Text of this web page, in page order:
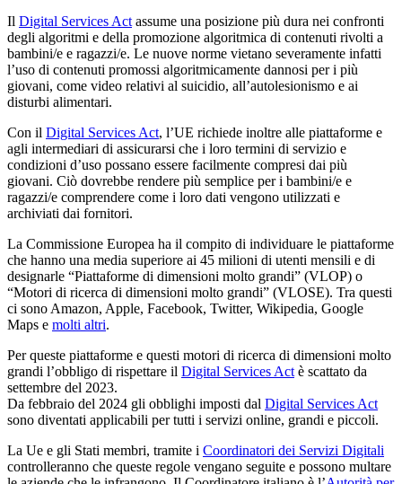
Il Digital Services Actassume una posizione più dura nei confronti
degli algoritmi e della promozione algoritmica di contenuti rivolti a
bambini/e e ragazzi/e. Le nuove norme vietano severamente infatti
l’uso di contenuti promossi algoritmicamente dannosi per i più
giovani, come video relativi al suicidio, all’autolesionismo e ai
disturbi alimentari.
Con il Digital Services Act, l’UE richiede inoltre alle piattaforme e
agli intermediari di assicurarsi che i loro termini di servizio e
condizioni d’uso possano essere facilmente compresi dai più
giovani. Ciò dovrebbe rendere più semplice per i bambini/e e
ragazzi/e comprendere come i loro dati vengono utilizzati e
archiviati dai fornitori.
La Commissione Europea ha il compito di individuare le piattaforme
che hanno una media superiore ai 45 milioni di utenti mensili e di
designarle “Piattaforme di dimensioni molto grandi” (VLOP) o
“Motori di ricerca di dimensioni molto grandi” (VLOSE). Tra questi
ci sono Amazon, Apple, Facebook, Twitter, Wikipedia, Google
Maps e molti altri.
Per queste piattaforme e questi motori di ricerca di dimensioni molto
grandi l’obbligo di rispettare il Digital Services Actè scattato da
settembre del 2023.
Da febbraio del 2024 gli obblighi imposti dal Digital Services Act
sono diventati applicabili per tutti i servizi online, grandi e piccoli.
La Ue e gli Stati membri, tramite i Coordinatori dei Servizi Digitali
controlleranno che queste regole vengano seguite e possono multare